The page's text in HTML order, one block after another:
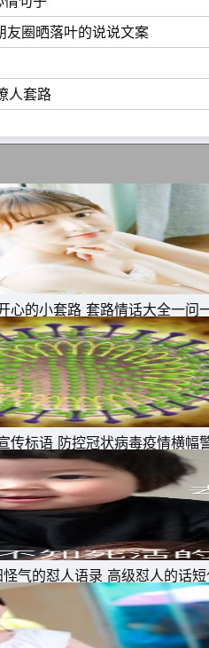
，把自己榨干了汁就被人
我，也许你会原谅现在的我
，懂得欣赏自己的生活，才
我怎样努力都进不去，那是
，就越知道捅哪里会让你彻
友圈晒落叶的说说文案
人套路
心的小套路 套路情话大全一问
传标语 防控冠状病毒疫情横幅
气的怼人语录 高级怼人的话短